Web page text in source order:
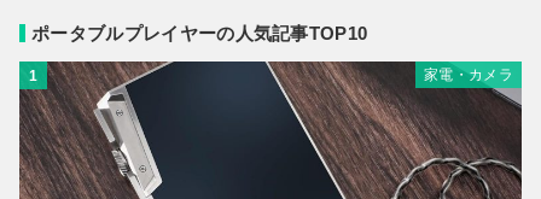
ポータブルプレイヤーの人気記事TOP10
1 家電・カメラ